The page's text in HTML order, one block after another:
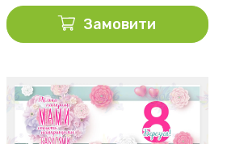
Замовити